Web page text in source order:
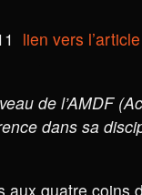
lien vers l’article
de l’AMDF
dans sa
quatre coins